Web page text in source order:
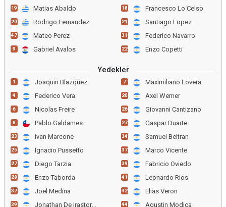
19 Matias Abaldo
20 Rodrigo Fernandez
47 Mateo Perez
9 Gabriel Avalos
18 Francesco Lo Celso
21 Santiago Lopez
31 Federico Navarro
22 Enzo Copetti
Yedekler
1 Joaquin Blazquez
4 Federico Vera
6 Nicolas Freire
8 Pablo Galdames
23 Ivan Marcone
25 Ignacio Pussetto
27 Diego Tarzia
28 Enzo Taborda
37 Joel Medina
39 Jonathan De Irastorza
7 Maximiliano Lovera
20 Axel Werner
26 Giovanni Cantizano
27 Gaspar Duarte
34 Samuel Beltran
37 Marco Vicente
39 Fabricio Oviedo
41 Leonardo Rios
42 Elias Veron
44 Agustin Modica